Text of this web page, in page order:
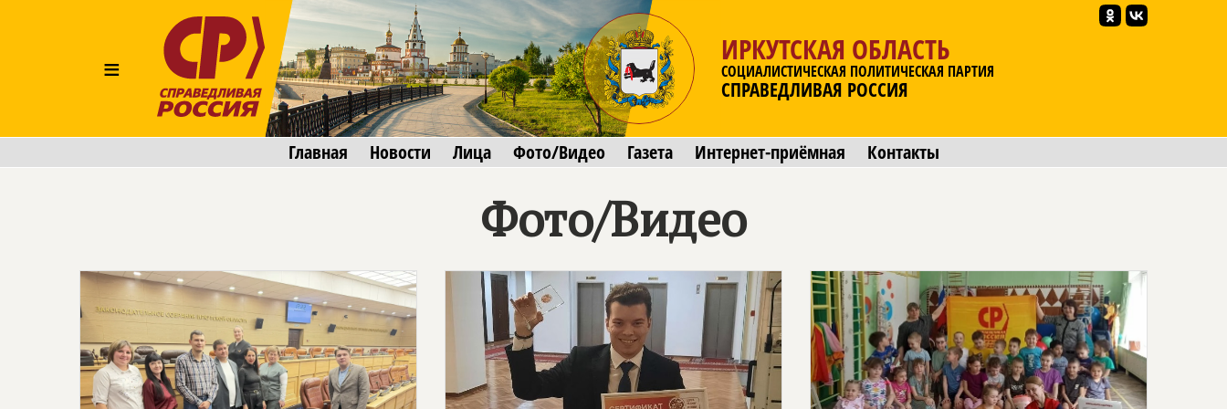
≡
ИРКУТСКАЯ ОБЛАСТЬ
СОЦИАЛИСТИЧЕСКАЯ ПОЛИТИЧЕСКАЯ ПАРТИЯ
СПРАВЕДЛИВАЯ РОССИЯ
Главная Новости Лица Фото/Видео Газета Интернет-приёмная Контакты
Фото/Видео